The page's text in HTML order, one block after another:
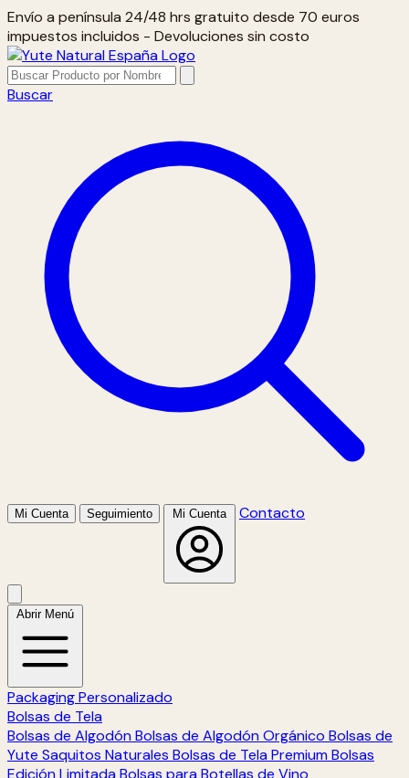
Envío a península 24/48 hrs gratuito desde 70 euros
impuestos incluidos - Devoluciones sin costo
Buscar
Mi Cuenta Seguimiento Mi Cuenta Contacto
Abrir Menú
Packaging Personalizado
Bolsas de Tela
Bolsas de Algodón Bolsas de Algodón Orgánico Bolsas de
Yute Saquitos Naturales Bolsas de Tela Premium Bolsas
Edición Limitada Bolsas para Botellas de Vino